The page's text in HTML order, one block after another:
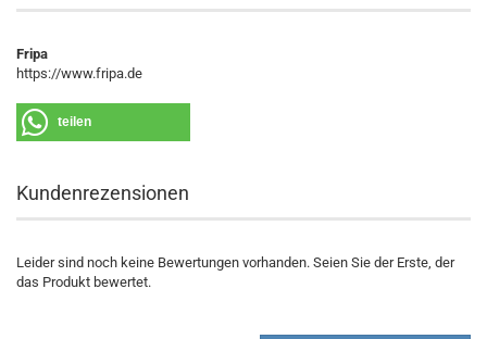
Fripa
https://www.fripa.de
teilen
Kundenrezensionen
Leider sind noch keine Bewertungen vorhanden. Seien Sie der Erste, der
das Produkt bewertet.